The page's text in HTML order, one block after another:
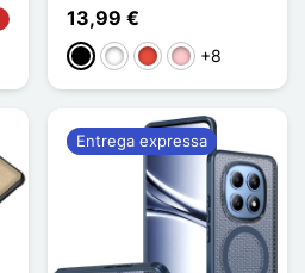
13,99 €
PretoBrancoVermelho
Rosa+8
Entrega expressa